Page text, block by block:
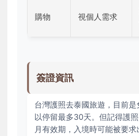
購物 視個人需求
簽證資訊
台灣護照去泰國旅遊，目前
以停留最多30天。但記得護
月有效期，入境時可能被要